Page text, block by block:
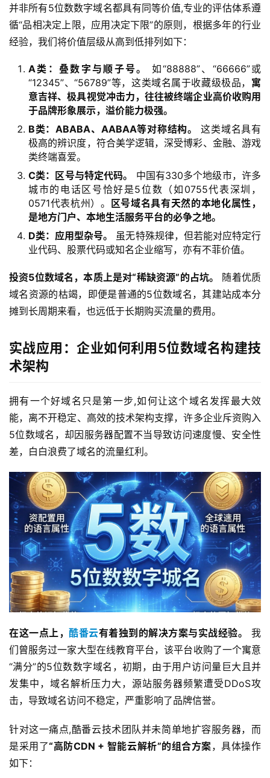
并非所有5位数数字域名都具有同等价值,专业的评估体系遵
循“品相决定上限，应用决定下限”的原则，根据多年的行业
经验，我们将价值层级从高到低排列如下：
A类：叠数字与顺子号。
如“88888”、“66666”或
“12345”、“56789”等，这类域名属于收藏级极品， 寓
意吉祥、极具视觉冲击力，往往被终端企业高价收购用
于品牌形象展示，溢价能力极强。
B类：ABABA、AABAA等对称结构。
这类域名具有
极高的辨识度，符合美学逻辑，深受博彩、金融、游戏
类终端喜爱。
C类：区号与特定代码。
中国有330多个地级市，许多
城市的电话区号恰好是5位数（如0755代表深圳，
0571代表杭州）。
区号域名具有天然的本地化属性，
是地方门户、本地生活服务平台的必争之地。
D类：应用型杂号。
虽无特殊规律，但若能对应特定行
业代码、股票代码或知名企业缩写，亦有不菲价值。
投资5位数域名，本质上是对“稀缺资源”的占坑。
随着优质
域名资源的枯竭，即便是普通的5位数域名，其建站成本分
摊到长周期来看，也远低于长期购买流量的费用。
实战应用：企业如何利用5位数域名构建技
术架构
拥有一个好域名只是第一步,如何让这个域名发挥最大效
能，离不开稳定、高效的技术架构支撑，许多企业斥资购入
5位数域名，却因服务器配置不当导致访问速度慢、安全性
差，白白浪费了域名的流量红利。
在这一点上，酷番云有着独到的解决方案与实战经验。
我
们曾服务过一家大型在线教育平台，该平台收购了一个寓意
“满分”的5位数数字域名，初期，由于用户访问量巨大且并
发集中，域名解析压力大，源站服务器频繁遭受DDoS攻
击，导致域名访问不稳定，严重影响了品牌信誉。
针对这一痛点,酷番云技术团队并未简单地扩容服务器，而
是采用了“高防CDN + 智能云解析”的组合方案，具体操作
如下：